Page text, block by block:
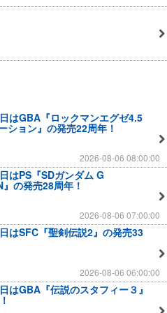
はGBA『ロックマンエグゼ4.5
ション』の発売22周年！
2026-08-06 08:00:00
はPS『SDガンダム G
の発売28周年！
2026-08-06 07:00:00
はSFC『聖剣伝説2』の発売33
2026-08-06 06:00:00
はGBA『伝説のスタフィー３』